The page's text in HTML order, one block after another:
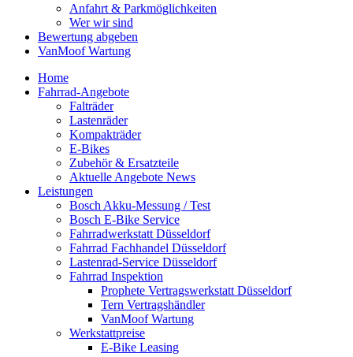
Anfahrt & Parkmöglichkeiten
Wer wir sind
Bewertung abgeben
VanMoof Wartung
Home
Fahrrad-Angebote
Falträder
Lastenräder
Kompakträder
E-Bikes
Zubehör & Ersatzteile
Aktuelle Angebote News
Leistungen
Bosch Akku-Messung / Test
Bosch E-Bike Service
Fahrradwerkstatt Düsseldorf
Fahrrad Fachhandel Düsseldorf
Lastenrad-Service Düsseldorf
Fahrrad Inspektion
Prophete Vertragswerkstatt Düsseldorf
Tern Vertragshändler
VanMoof Wartung
Werkstattpreise
E-Bike Leasing